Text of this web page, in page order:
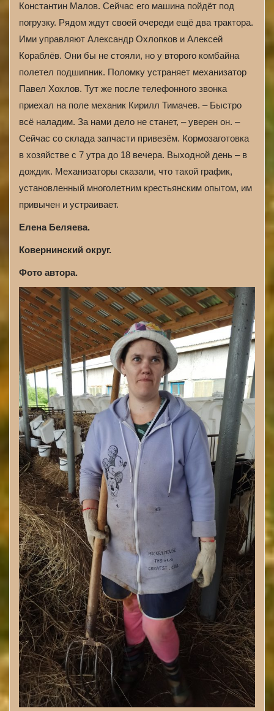
Константин Малов. Сейчас его машина пойдёт под
погрузку. Рядом ждут своей очереди ещё два трактора.
Ими управляют Александр Охлопков и Алексей
Кораблёв. Они бы не стояли, но у второго комбайна
полетел подшипник. Поломку устраняет механизатор
Павел Хохлов. Тут же после телефонного звонка
приехал на поле механик Кирилл Тимачев. – Быстро
всё наладим. За нами дело не станет, – уверен он. –
Сейчас со склада запчасти привезём. Кормозаготовка
в хозяйстве с 7 утра до 18 вечера. Выходной день – в
дождик. Механизаторы сказали, что такой график,
установленный многолетним крестьянским опытом, им
привычен и устраивает.
Елена Беляева.
Ковернинский округ.
Фото автора.